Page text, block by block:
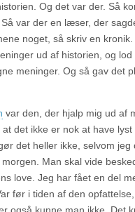
Og det var der. Så
var der en læser, der
noget, så skriv en
ud af historien, og
meninger. Og så gav det
var den, der hjalp mig ud af
det ikke er nok at have lyst
det heller ikke, selvom jeg
Man skal vide
love. Jeg har fået en del
før i tiden af den